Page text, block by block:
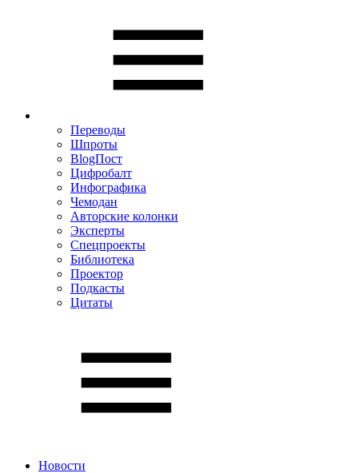
Переводы
Шпроты
BlogПост
Цифробалт
Инфографика
Чемодан
Авторские колонки
Эксперты
Спецпроекты
Библиотека
Проектор
Подкасты
Цитаты
Новости